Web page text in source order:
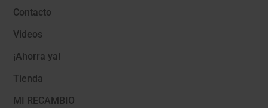
Contacto
Videos
¡Ahorra ya!
Tienda
MI RECAMBIO